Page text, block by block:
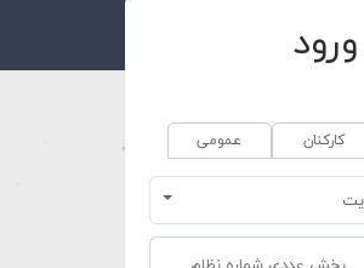
ورود
کارکنان عمومی